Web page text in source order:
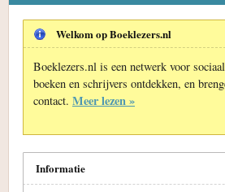
Welkom op Boeklezers.nl
Boeklezers.nl is een netwerk voor
boeken en schrijvers ontdekken, en
contact. Meer lezen »
Informatie